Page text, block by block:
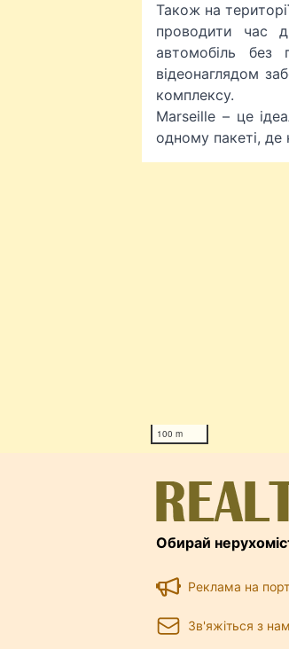
Також на
проводити час
автомобіль без
відеонаглядом
комплексу.
Marseille – це
одному пакеті,
100 m
Обирай
Реклама на
Зв'яжіться з